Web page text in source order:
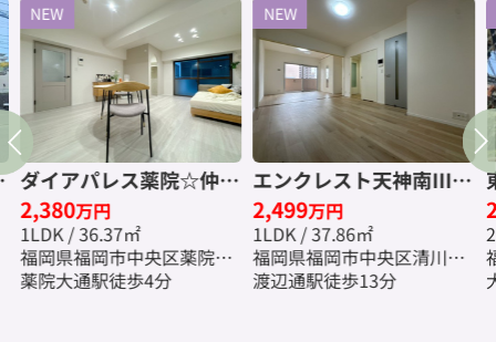
NEW
ダイアパレス薬院☆仲介
手数料☆無料☆
2,380万円
1LDK / 36.37㎡
福岡県福岡市中央区薬院２
丁目
薬院大通駅徒歩4分
NEW
エンクレスト天神南Ⅲ☆
仲介手数料無料☆
2,499万円
1LDK / 37.86㎡
福岡県福岡市中央区清川３
丁目
渡辺通駅徒歩13分